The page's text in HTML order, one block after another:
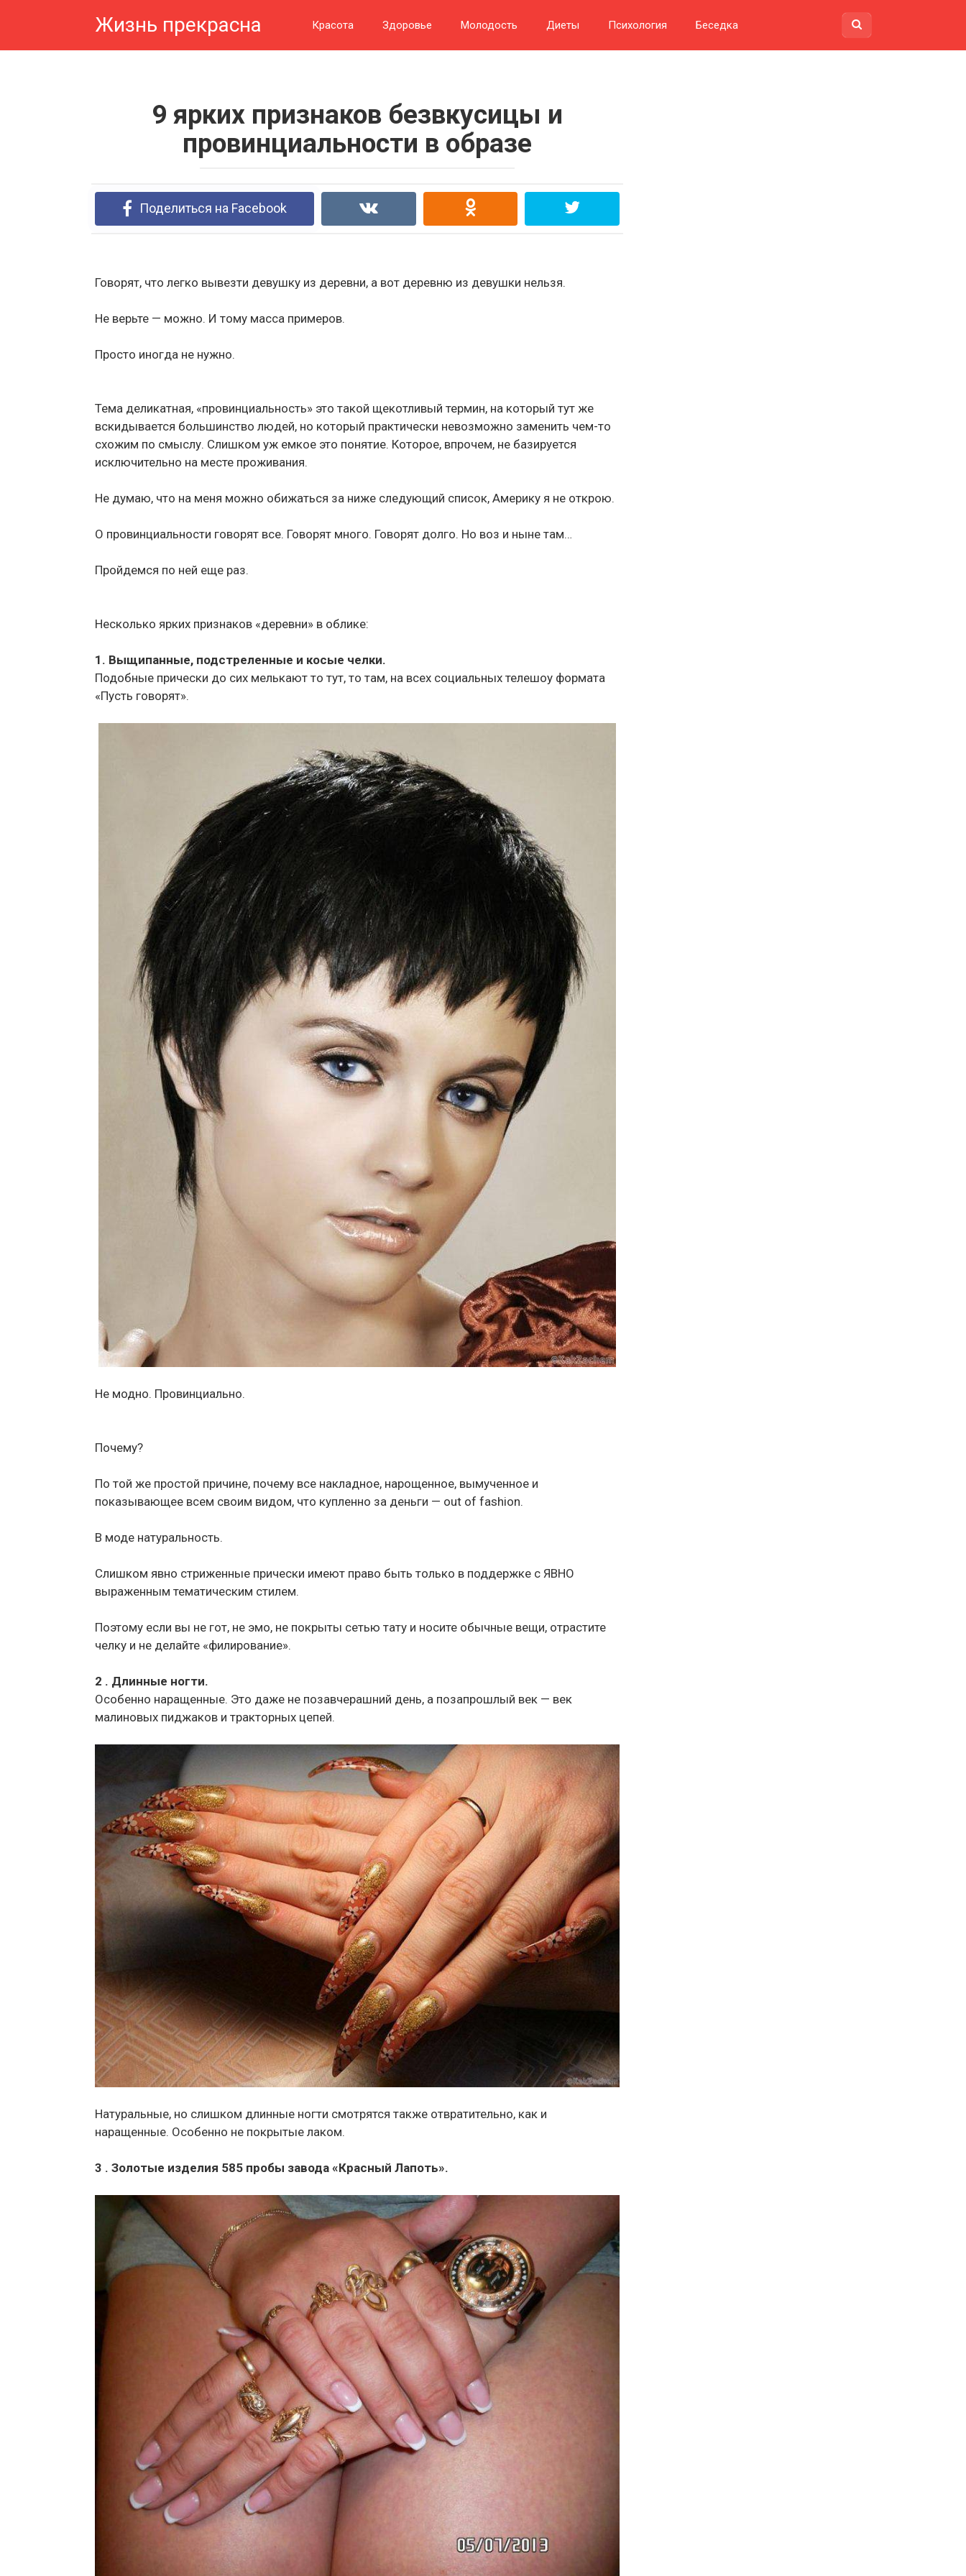
Жизнь прекрасна Красота Здоровье Молодость Диеты Психология Беседка
9 ярких признаков безвкусицы и
провинциальности в образе
Поделиться на Facebook
Говорят, что легко вывезти девушку из деревни, а вот деревню из девушки нельзя.
Не верьте — можно. И тому масса примеров.
Просто иногда не нужно.
Тема деликатная, «провинциальность» это такой щекотливый термин, на который тут же
вскидывается большинство людей, но который практически невозможно заменить чем-то
схожим по смыслу. Слишком уж емкое это понятие. Которое, впрочем, не базируется
исключительно на месте проживания.
Не думаю, что на меня можно обижаться за ниже следующий список, Америку я не открою.
О провинциальности говорят все. Говорят много. Говорят долго. Но воз и ныне там…
Пройдемся по ней еще раз.
Несколько ярких признаков «деревни» в облике:
1. Выщипанные, подстреленные и косые челки.
Подобные прически до сих мелькают то тут, то там, на всех социальных телешоу формата
«Пусть говорят».
Не модно. Провинциально.
Почему?
По той же простой причине, почему все накладное, нарощенное, вымученное и
показывающее всем своим видом, что купленно за деньги — out of fashion.
В моде натуральность.
Слишком явно стриженные прически имеют право быть только в поддержке с ЯВНО
выраженным тематическим стилем.
Поэтому если вы не гот, не эмо, не покрыты сетью тату и носите обычные вещи, отрастите
челку и не делайте «филирование».
2 . Длинные ногти.
Особенно наращенные. Это даже не позавчерашний день, а позапрошлый век — век
малиновых пиджаков и тракторных цепей.
Натуральные, но слишком длинные ногти смотрятся также отвратительно, как и
наращенные. Особенно не покрытые лаком.
3 . Золотые изделия 585 пробы завода «Красный Лапоть».